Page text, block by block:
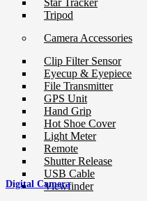
Star Tracker
Tripod
Camera Accessories
Clip Filter Sensor
Eyecup & Eyepiece
File Transmitter
GPS Unit
Hand Grip
Hot Shoe Cover
Light Meter
Remote
Shutter Release
USB Cable
Viewfinder
Digital Camera